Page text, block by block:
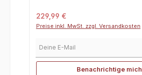
Regulärer Preis:
229,99 €
Preise inkl. MwSt. zzgl. Versandkosten
Benachrichtige mich